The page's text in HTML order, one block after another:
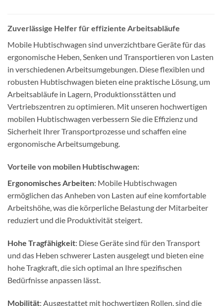
Zuverlässige Helfer für effiziente Arbeitsabläufe
Mobile Hubtischwagen sind unverzichtbare Geräte für das
ergonomische Heben, Senken und Transportieren von Lasten
in verschiedenen Arbeitsumgebungen. Diese flexiblen und
robusten Hubtischwagen bieten eine praktische Lösung, um
Arbeitsabläufe in Lagern, Produktionsstätten und
Vertriebszentren zu optimieren. Mit unseren hochwertigen
mobilen Hubtischwagen verbessern Sie die Effizienz und
Sicherheit Ihrer Transportprozesse und schaffen eine
ergonomische Arbeitsumgebung.
Vorteile von mobilen Hubtischwagen:
Ergonomisches Arbeiten: Mobile Hubtischwagen
ermöglichen das Anheben von Lasten auf eine komfortable
Arbeitshöhe, was die körperliche Belastung der Mitarbeiter
reduziert und die Produktivität steigert.
Hohe Tragfähigkeit: Diese Geräte sind für den Transport
und das Heben schwerer Lasten ausgelegt und bieten eine
hohe Tragkraft, die sich optimal an Ihre spezifischen
Bedürfnisse anpassen lässt.
Mobilität: Ausgestattet mit hochwertigen Rollen, sind die